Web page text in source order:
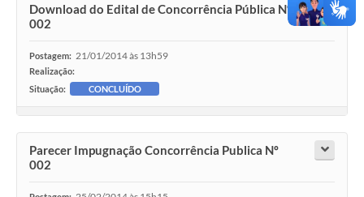
Download do Edital de Concorrência Pública Nº
002
Postagem: 21/01/2014 às 13h59
Realização:
Situação:
CONCLUÍDO
Parecer Impugnação Concorrência Publica Nº
002